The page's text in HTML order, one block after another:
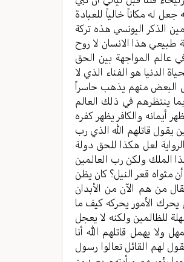
له مكاناً خالياً للعبادة
الذكر اليونسي هذه تركة
طبيعي هذا الانسان لا روح
عالم المواجهة بين الحق
الدنيا هو الفناء الذي لا
البعض منهم يذهب حاسراً
ينتظرهم في ذلك العالم
أيمانه والكافر يظهر كفره
يقول قاتلهم الله الذي رب
لعل هكذا للحق دولة
الملك ولكن رب العالمين
مثواه قعر النيل؟ كان يظن
من هم الآن من الأبدان
يحرك الأمور يحركه كيف ما
للظالمين ولكنه لا يعجل
يهمل قاتلهم الله أنا
لهم القائل تعالوا رسول